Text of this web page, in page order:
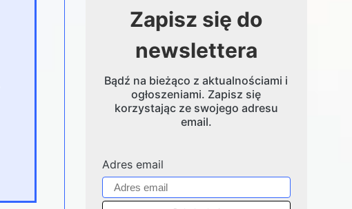
Zapisz się do
newslettera
Bądź na bieżąco z aktualnościami i
ogłoszeniami. Zapisz się
korzystając ze swojego adresu
email.
Adres email